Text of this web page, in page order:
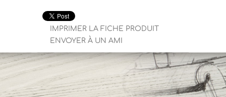
IMPRIMER LA FICHE PRODUIT
ENVOYER À UN AMI